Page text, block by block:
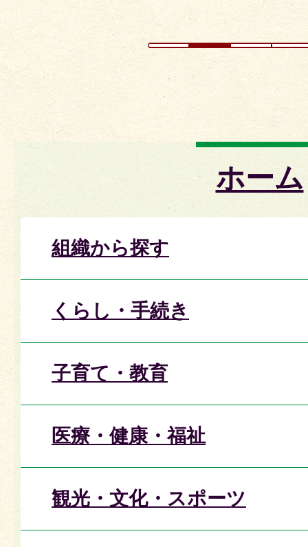
ホーム
組織から探す
くらし・手続き
子育て・教育
医療・健康・福祉
観光・文化・スポーツ